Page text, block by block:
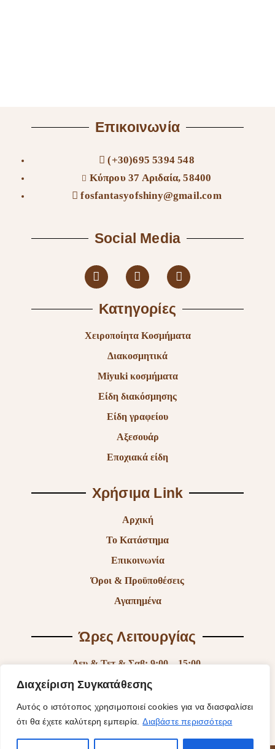
Διαχείριση Συγκατάθεσης
Αυτός ο ιστότοπος χρησιμοποιεί cookies για να διασφαλίσει
ότι θα έχετε καλύτερη εμπειρία. Διαβάστε περισσότερα
Επικοινωνία
(+30)695 5394 548
Κύπρου 37 Αριδαία, 58400
fosfantasyofshiny@gmail.com
Social Media
Κατηγορίες
Χειροποίητα Κοσμήματα
Διακοσμητικά
Miyuki κοσμήματα
Είδη διακόσμησης
Είδη γραφείου
Αξεσουάρ
Εποχιακά είδη
Χρήσιμα Link
Αρχική
Το Κατάστημα
Επικοινωνία
Όροι & Προϋποθέσεις
Αγαπημένα
Ώρες Λειτουργίας
Δευ & Τετ & Σαβ: 9:00 – 15:00
Τρι & Παρ: 9:00 – 14:30 & 17:30-21:00
Πεμ: 9:00-18:00
Κυρ: Κλειστά